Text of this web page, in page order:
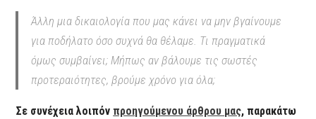
Άλλη μια δικαιολογία που μας κάνει να μην βγαίνουμε
για ποδήλατο όσο συχνά θα θέλαμε. Τι πραγματικά
όμως συμβαίνει; Μήπως αν βάλουμε τις σωστές
προτεραιότητες, βρούμε χρόνο για όλα;
Σε συνέχεια λοιπόνπροηγούμενου άρθρου μας, παρακάτω